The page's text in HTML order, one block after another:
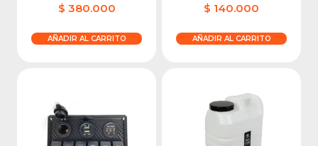
$ 380.000
AÑADIR AL CARRITO
$ 140.000
AÑADIR AL CARRITO